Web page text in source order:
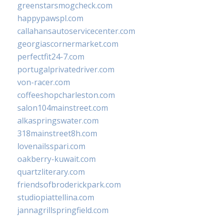
greenstarsmogcheck.com
happypawspl.com
callahansautoservicecenter.com
georgiascornermarket.com
perfectfit24-7.com
portugalprivatedriver.com
von-racer.com
coffeeshopcharleston.com
salon104mainstreet.com
alkaspringswater.com
318mainstreet8h.com
lovenailsspari.com
oakberry-kuwait.com
quartzliterary.com
friendsofbroderickpark.com
studiopiattellina.com
jannagrillspringfield.com